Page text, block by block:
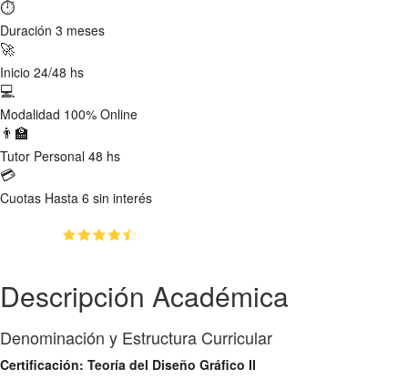
⏱
Duración 3 meses
🚀
Inicio 24/48 hs
💻
Modalidad 100% Online
👨‍🏫
Tutor Personal 48 hs
💳
Cuotas Hasta 6 sin interés
Descripción Académica
Denominación y Estructura Curricular
Certificación: Teoría del Diseño Gráfico II